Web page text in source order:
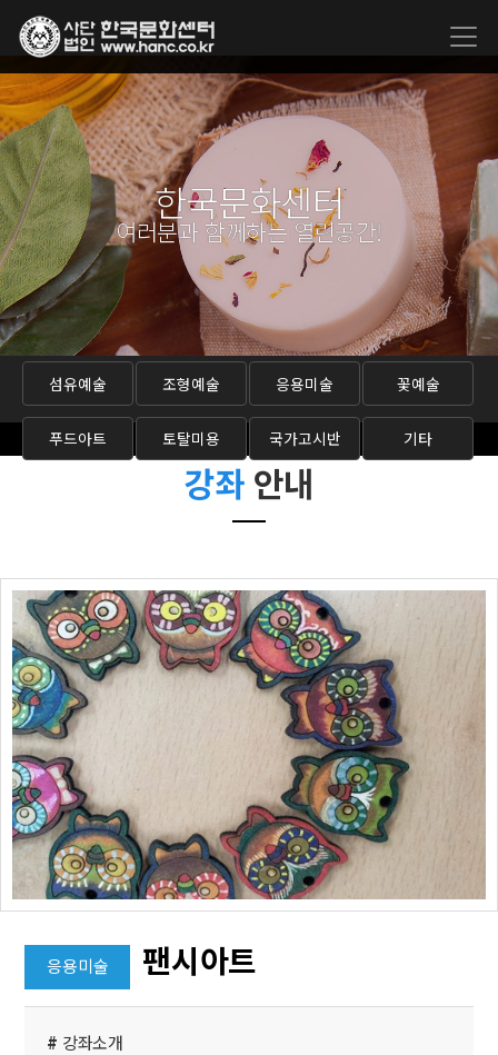
한국문화센터
여러분과 함께하는 열린공간!
섬유예술 조형예술 응용미술 꽃예술
푸드아트 토탈미용 국가고시반 기타
강좌 안내
응용미술 팬시아트
# 강좌소개